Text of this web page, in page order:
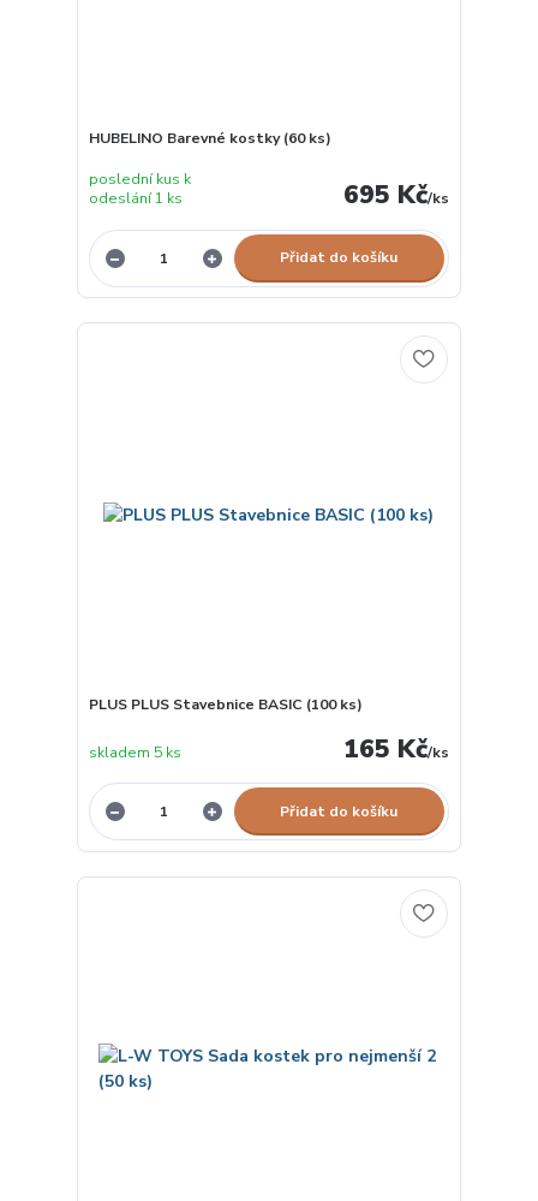
HUBELINO Barevné kostky (60 ks)
695 Kč/ks
poslední kus k
odeslání 1 ks
Přidat do košíku
PLUS PLUS Stavebnice BASIC (100 ks)
165 Kč/ks
skladem 5 ks
Přidat do košíku